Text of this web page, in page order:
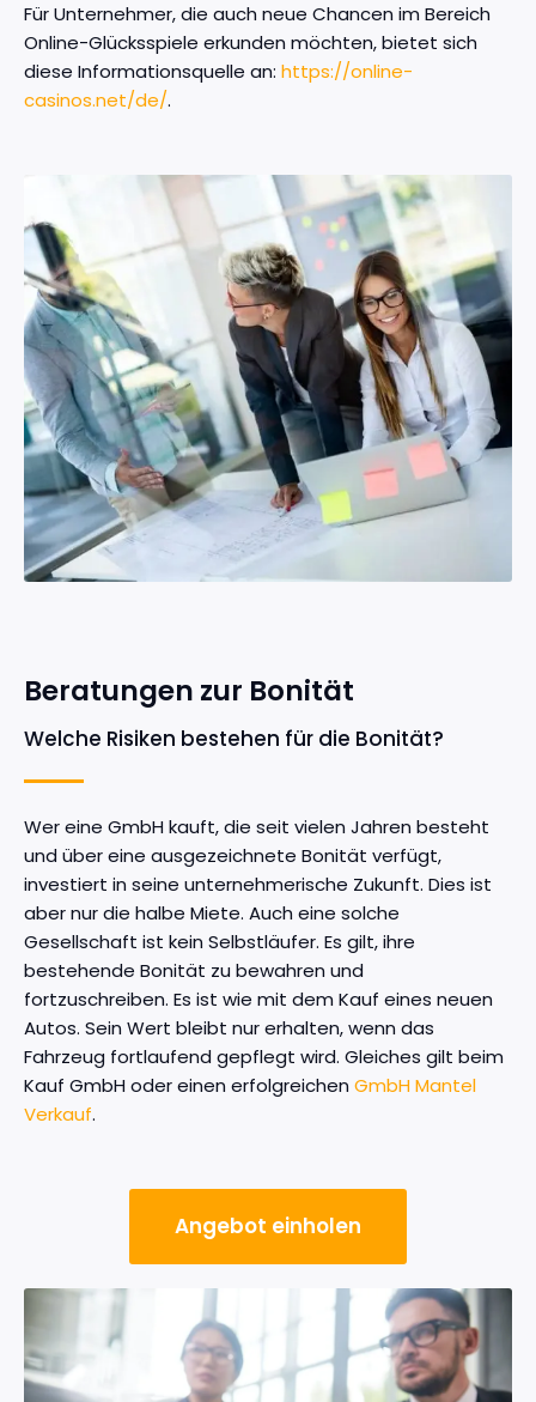
Für Unternehmer, die auch neue Chancen im Bereich
Online-Glücksspiele erkunden möchten, bietet sich
diese Informationsquelle an: https://online-
casinos.net/de/.
Beratungen zur Bonität
Welche Risiken bestehen für die Bonität?
Wer eine GmbH kauft, die seit vielen Jahren besteht
und über eine ausgezeichnete Bonität verfügt,
investiert in seine unternehmerische Zukunft. Dies ist
aber nur die halbe Miete. Auch eine solche
Gesellschaft ist kein Selbstläufer. Es gilt, ihre
bestehende Bonität zu bewahren und
fortzuschreiben. Es ist wie mit dem Kauf eines neuen
Autos. Sein Wert bleibt nur erhalten, wenn das
Fahrzeug fortlaufend gepflegt wird. Gleiches gilt beim
Kauf GmbH oder einen erfolgreichen GmbH Mantel
Verkauf.
Angebot einholen